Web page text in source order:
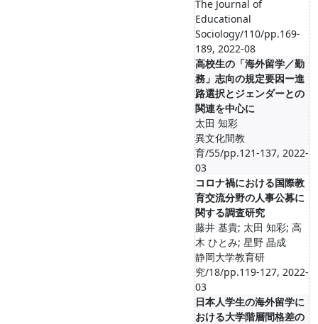
The Journal of
Educational
Sociology/110/pp.169-
189, 2022-08
高校生の「海外留学／勤
務」志向の規定要因ー進
路選択とジェンダーとの
関連を中心に
太田 知彩
異文化間教
育/55/pp.121-137, 2022-
03
コロナ禍における国際教
育交流分野の人事公募に
関する調査研究
藤井 基貴; 太田 知彩; 高
木 ひとみ; 星野 晶成
静岡大学教育研
究/18/pp.119-127, 2022-
03
日本人学生の海外留学に
おける大学階層間格差の